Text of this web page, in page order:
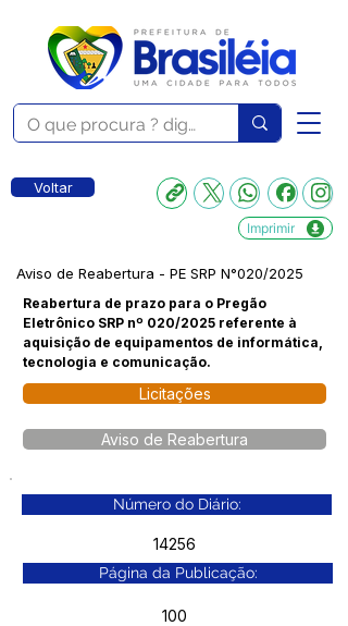
Voltar
Imprimir
Aviso de Reabertura - PE SRP N°020/2025
Reabertura de prazo para o Pregão
Eletrônico SRP nº 020/2025 referente à
aquisição de equipamentos de informática,
tecnologia e comunicação.
Licitações
Aviso de Reabertura
Número do Diário:
14256
Página da Publicação:
100